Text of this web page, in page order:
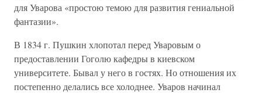
для Уварова «простою темою для развития гениальной
фантазии».
В 1834 г. Пушкин хлопотал перед Уваровым о
предоставлении Гоголю кафедры в киевском
университете. Бывал у него в гостях. Но отношения их
постепенно делались все холоднее. Уваров начинал